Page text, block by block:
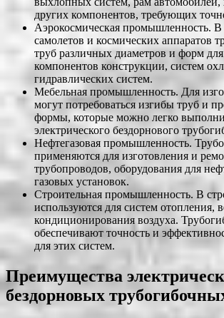
других компонентов, требующих
Аэрокосмическая промышленность. В
самолетов и космических аппаратов
труб различных диаметров и форм для
компонентов конструкции, систем
гидравлических систем.
Мебельная промышленность. Для
могут потребоваться изгибы труб и
формы, которые можно легко
электрического бездорнового
Нефтегазовая промышленность.
применяются для изготовления и
трубопроводов, оборудования для
газовых установок.
Строительная промышленность. В
используются для систем отопления,
кондиционирования воздуха.
обеспечивают точность и
для этих систем.
Преимущества
бездорновых